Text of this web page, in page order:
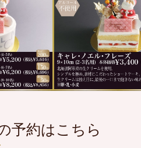
予約はこちら